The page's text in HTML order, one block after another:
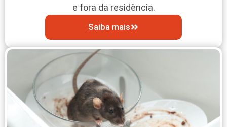
e fora da residência.
Saiba mais